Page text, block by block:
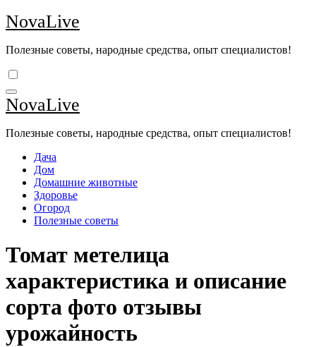
Перейти
к
NovaLive
Полезные советы, народные средства, опыт специалистов!
NovaLive
Полезные советы, народные средства, опыт специалистов!
Дача
Дом
Домашние животные
Здоровье
Огород
Полезные советы
Томат метелица
характеристика и описание
сорта фото отзывы
урожайность